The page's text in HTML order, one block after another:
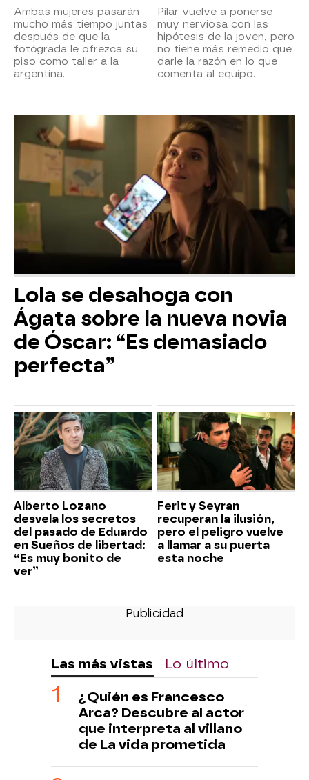
Ambas mujeres pasarán
mucho más tiempo juntas
después de que la
fotógrada le ofrezca su
piso como taller a la
argentina.
Pilar vuelve a ponerse
muy nerviosa con las
hipótesis de la joven, pero
no tiene más remedio que
darle la razón en lo que
comenta al equipo.
Lola se desahoga con
Ágata sobre la nueva novia
de Óscar: “Es demasiado
perfecta”
Alberto Lozano
desvela los secretos
del pasado de Eduardo
en Sueños de libertad:
“Es muy bonito de
ver”
Ferit y Seyran
recuperan la ilusión,
pero el peligro vuelve
a llamar a su puerta
esta noche
Las más vistas Lo último
¿Quién es Francesco
Arca? Descubre al actor
que interpreta al villano
de La vida prometida